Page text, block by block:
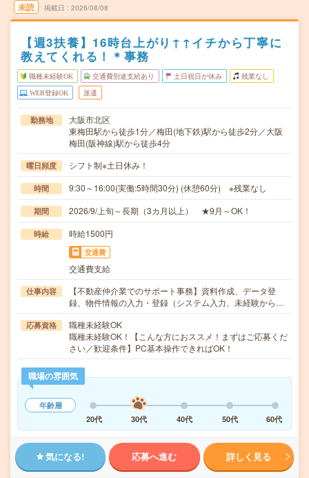
未読 掲載日 2026/08/08
【週3扶養】16時台上がり↑↑イチから丁寧に
教えてくれる！＊事務
職種未経験OK 交通費別途支給あり 土日祝日が休み 残業なし
WEB登録OK 派遣
勤務地
大阪市北区
東梅田駅から徒歩1分／梅田(地下鉄)駅から徒歩2分／大阪
梅田(阪神線)駅から徒歩4分
曜日頻度 シフト制※土日休み！
時間 9:30～16:00(実働:5時間30分) (休憩60分) ※残業なし
期間 2026/9/上旬～長期（3カ月以上） ★9月～OK！
時給 時給1500円
交通費
交通費支給
仕事内容
【不動産仲介業でのサポート事務】資料作成、データ登
録、物件情報の入力・登録（システム入力、未経験から…
応募資格
職種未経験OK
職種未経験OK！【こんな方におススメ！まずはご応募くだ
さい／歓迎条件】PC基本操作できればOK！
職場の雰囲気
年齢層
20代
30代 40代 50代 60代
気になる! 応募へ進む 詳しく見る